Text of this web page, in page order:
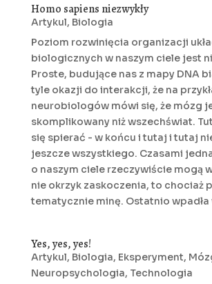
Homo sapiens niezwykły
Artykul, Biologia
Poziom rozwinięcia organizacji
biologicznych w naszym ciele jest
Proste, budujące nas z mapy DNA
tyle okazji do interakcji, że na
neurobiologów mówi się, że mózg
skomplikowany niż wszechświat.
się spierać - w końcu i tutaj i tutaj
jeszcze wszystkiego. Czasami
o naszym ciele rzeczywiście mogą
nie okrzyk zaskoczenia, to chociaż
tematycznie minę. Ostatnio wpadła
Yes, yes, yes!
Artykul, Biologia, Eksperyment,
Neuropsychologia, Technologia